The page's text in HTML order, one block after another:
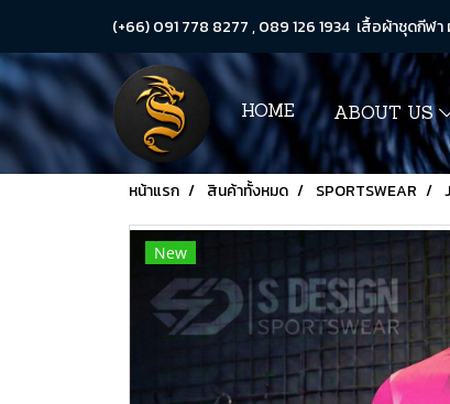
(+66) 091 778 8277 , 089 126 1934 เสื้อผ้าชุดกีฬา
HOME ABOUT US
หน้าแรก สินค้าทั้งหมด SPORTSWEAR
New